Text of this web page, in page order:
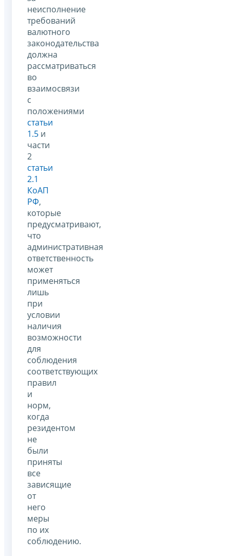
неисполнение
требований
валютного
законодательства
должна
рассматриваться
во
взаимосвязи
с
положениями
статьи
1.5 и
части
2
статьи
2.1
КоАП
РФ,
которые
предусматривают,
что
административная
ответственность
может
применяться
лишь
при
условии
наличия
возможности
для
соблюдения
соответствующих
правил
и
норм,
когда
резидентом
не
были
приняты
все
зависящие
от
него
меры
по их
соблюдению.